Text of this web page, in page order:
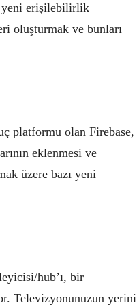
yeni erişilebilirlik
oluşturmak ve bunları
platformu olan Firebase,
eklenmesi ve
üzere bazı yeni
hub’ı, bir
Televizyonunuzun yerini